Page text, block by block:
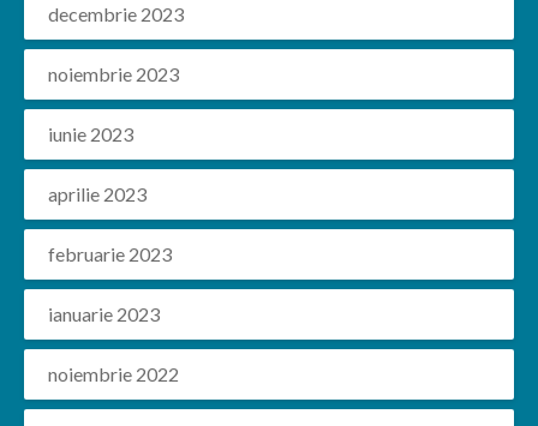
decembrie 2023
noiembrie 2023
iunie 2023
aprilie 2023
februarie 2023
ianuarie 2023
noiembrie 2022